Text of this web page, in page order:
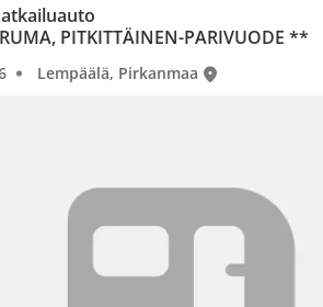
PITKITTÄINEN-PARIVUODE **
Lempäälä, Pirkanmaa